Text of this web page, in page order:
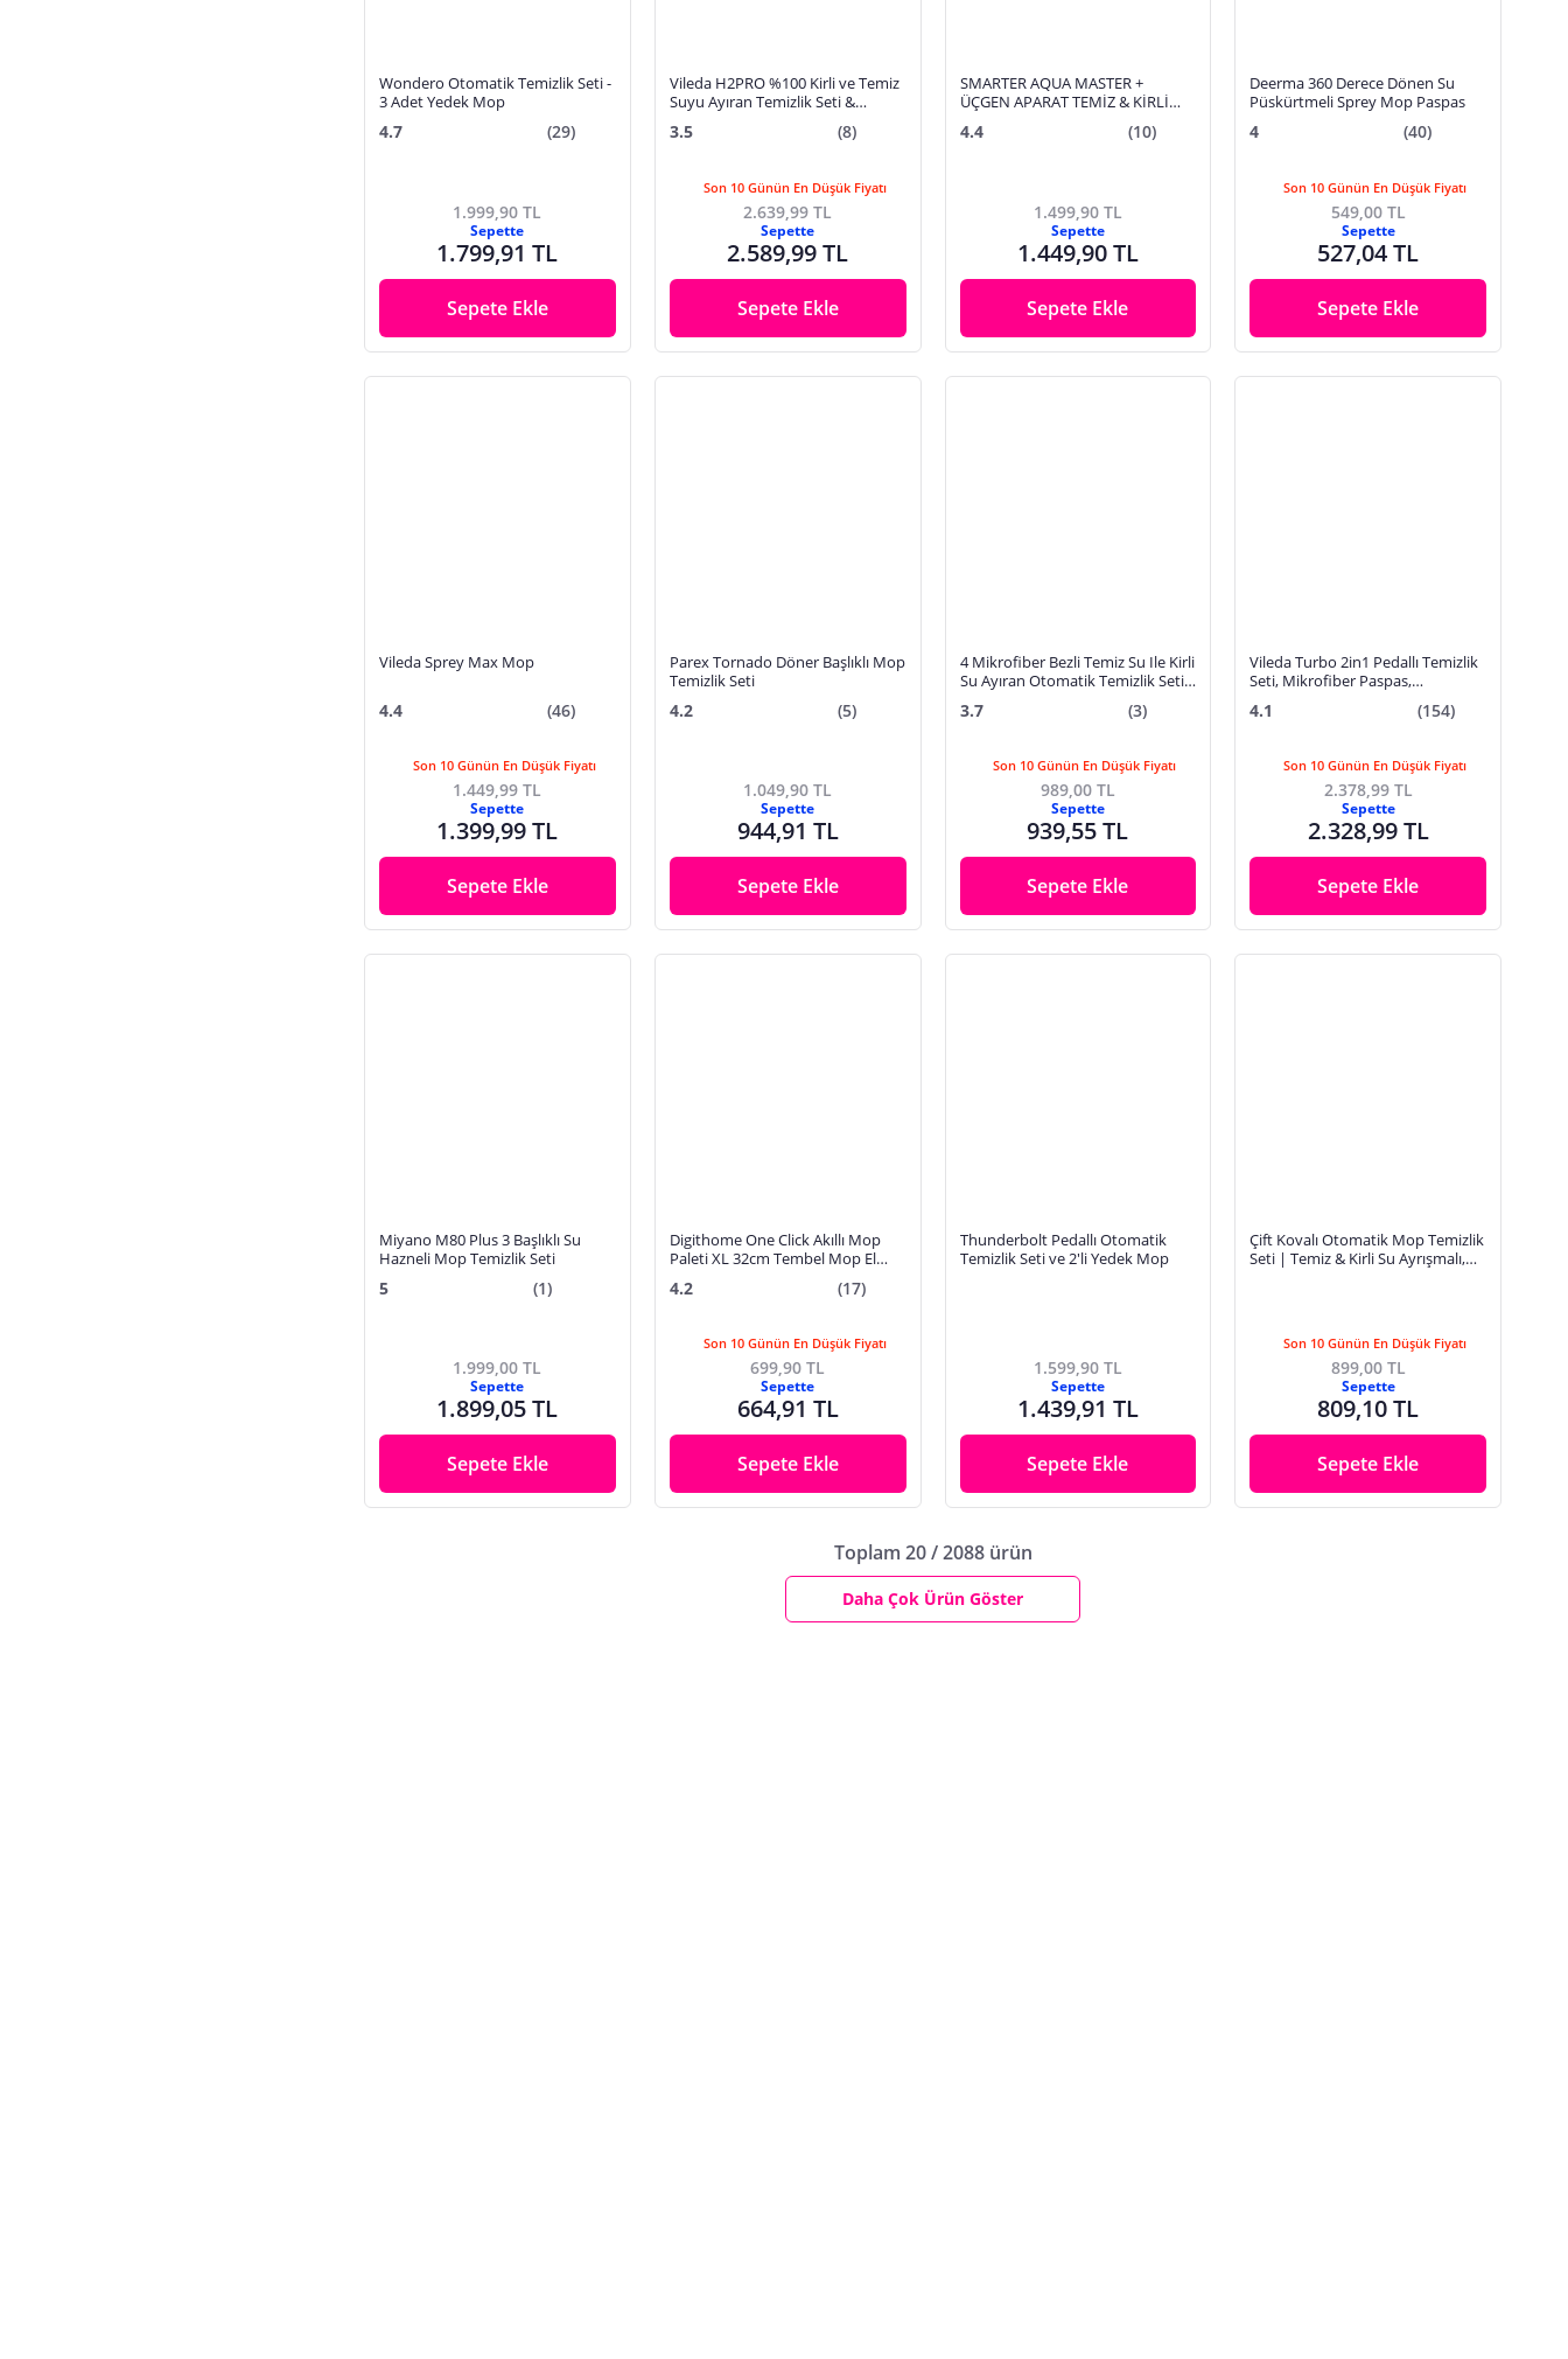
Wondero Otomatik Temizlik Seti -
3 Adet Yedek Mop
4.7 (29)
1.999,90 TL
Sepette
1.799,91 TL
Sepete Ekle
Vileda H2PRO %100 Kirli ve Temiz
Suyu Ayıran Temizlik Seti &
3.5 (8)
Son 10 Günün En Düşük Fiyatı
2.639,99 TL
Sepette
2.589,99 TL
Sepete Ekle
SMARTER AQUA MASTER +
ÜÇGEN APARAT TEMİZ & KİRLİ
OTOMATİK TEMİZLİK SETİ MOP
4.4 (10)
1.499,90 TL
Sepette
1.449,90 TL
Sepete Ekle
Deerma 360 Derece Dönen Su
Püskürtmeli Sprey Mop Paspas
4 (40)
Son 10 Günün En Düşük Fiyatı
549,00 TL
Sepette
527,04 TL
Sepete Ekle
Vileda Sprey Max Mop
4.4 (46)
Son 10 Günün En Düşük Fiyatı
1.449,99 TL
Sepette
1.399,99 TL
Sepete Ekle
Parex Tornado Döner Başlıklı Mop
Temizlik Seti
4.2 (5)
1.049,90 TL
Sepette
944,91 TL
Sepete Ekle
4 Mikrofiber Bezli Temiz Su Ile Kirli
Su Ayıran Otomatik Temizlik Seti
3.7 (3)
Son 10 Günün En Düşük Fiyatı
989,00 TL
Sepette
939,55 TL
Sepete Ekle
Vileda Turbo 2in1 Pedallı Temizlik
Seti, Mikrofiber Paspas,
4.1 (154)
Son 10 Günün En Düşük Fiyatı
2.378,99 TL
Sepette
2.328,99 TL
Sepete Ekle
Miyano M80 Plus 3 Başlıklı Su
Hazneli Mop Temizlik Seti
5 (1)
1.999,00 TL
Sepette
1.899,05 TL
Sepete Ekle
Digithome One Click Akıllı Mop
Paleti XL 32cm Tembel Mop El
Kullan At Otomatik Mop DGT-101
4.2 (17)
Son 10 Günün En Düşük Fiyatı
699,90 TL
Sepette
664,91 TL
Sepete Ekle
Thunderbolt Pedallı Otomatik
Temizlik Seti ve 2'li Yedek Mop
1.599,90 TL
Sepette
1.439,91 TL
Sepete Ekle
Çift Kovalı Otomatik Mop Temizlik
Seti | Temiz & Kirli Su Ayrışmalı,
Son 10 Günün En Düşük Fiyatı
899,00 TL
Sepette
809,10 TL
Sepete Ekle
Toplam 20 / 2088 ürün
Daha Çok Ürün Göster